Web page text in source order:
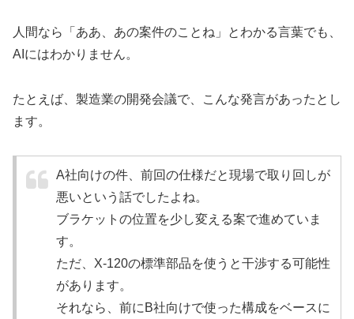
人間なら「ああ、あの案件のことね」とわかる言葉でも、
AIにはわかりません。
たとえば、製造業の開発会議で、こんな発言があったとし
ます。
A社向けの件、前回の仕様だと現場で取り回しが
悪いという話でしたよね。
ブラケットの位置を少し変える案で進めていま
す。
ただ、X-120の標準部品を使うと干渉する可能性
があります。
それなら、前にB社向けで使った構成をベースに